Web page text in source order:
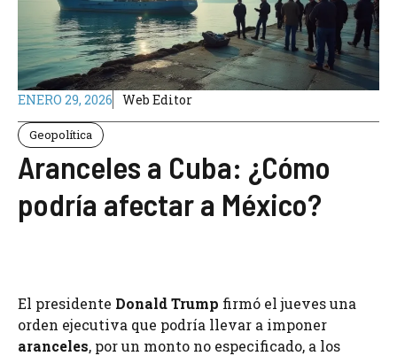
ENERO 29, 2026 Web Editor
Geopolítica
Aranceles a Cuba: ¿Cómo
podría afectar a México?
El presidente Donald Trump firmó el jueves una
orden ejecutiva que podría llevar a imponer
aranceles, por un monto no especificado, a los